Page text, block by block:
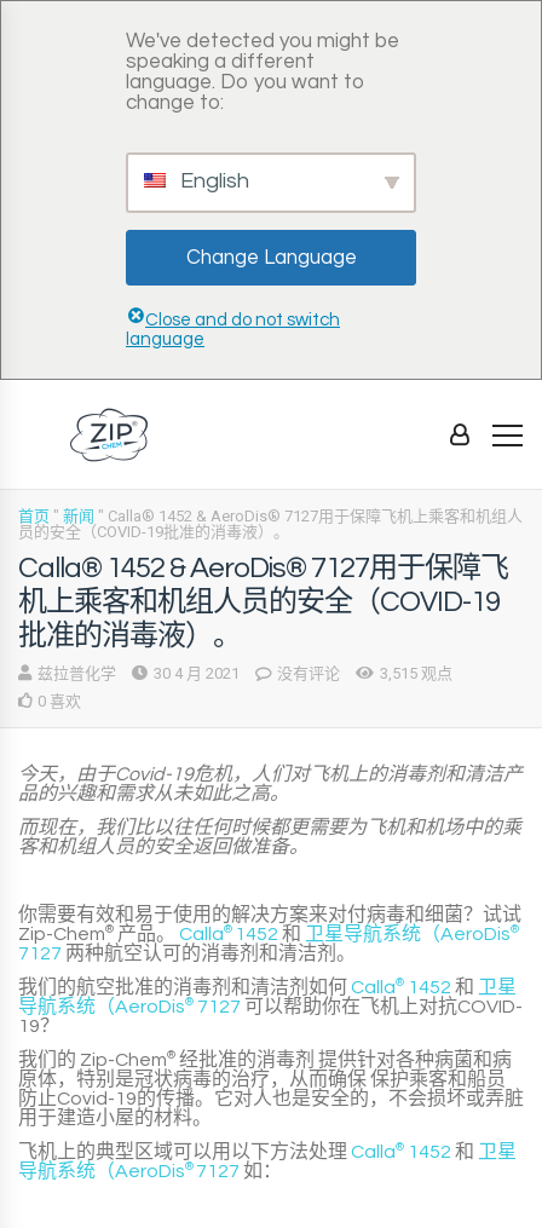
We've detected you might be
speaking a different
language. Do you want to
change to:
English
Change Language
Close and do not switch
language
首页 " 新闻 " Calla® 1452 & AeroDis® 7127用于保障飞机上乘客和机组人
员的安全（COVID-19批准的消毒液）。
Calla® 1452 & AeroDis® 7127用于保障飞
机上乘客和机组人员的安全（COVID-19
批准的消毒液）。
兹拉普化学 30 4 月 2021 没有评论
3,515 观点
0 喜欢
今天，由于Covid-19危机，人们对飞机上的消毒剂和清洁产
品的兴趣和需求从未如此之高。
而现在，我们比以往任何时候都更需要为飞机和机场中的乘
客和机组人员的安全返回做准备。
你需要有效和易于使用的解决方案来对付病毒和细菌？试试
Zip-Chem® 产品。 Calla® 1452 和 卫星导航系统（AeroDis®
7127 两种航空认可的消毒剂和清洁剂。
我们的航空批准的消毒剂和清洁剂如何 Calla® 1452 和
卫星
导航系统（AeroDis® 7127 可以帮助你在飞机上对抗COVID-
19？
我们的 Zip-Chem® 经批准的消毒剂 提供针对各种病菌和病
原体，特别是冠状病毒的治疗，从而确保保护乘客和船员
防止Covid-19的传播。它对人也是安全的，不会损坏或弄脏
用于建造小屋的材料。
飞机上的典型区域可以用以下方法处理 Calla® 1452 和
卫星
导航系统（AeroDis® 7127 如：